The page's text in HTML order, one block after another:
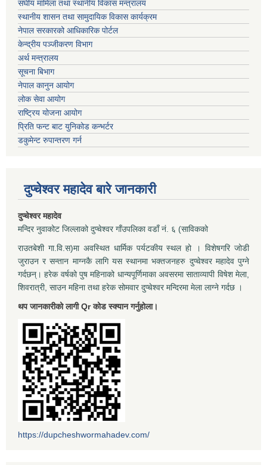
संघीय मामिला तथा स्थानीय विकास मन्त्रालय
स्थानीय शासन तथा सामुदायिक विकास कार्यक्रम
नेपाल सरकारको आधिकारिक पोर्टल
केन्द्रीय पञ्जीकरण विभाग
अर्थ मन्त्रालय
सूचना बिभाग
नेपाल कानुन आयोग
लोक सेवा आयोग
राष्ट्रिय योजना आयोग
प्रिति फन्ट बाट युनिकोड कन्भर्टर
डकुमेन्ट रुपान्तरण गर्न
दुप्चेश्वर महादेव बारे जानकारी
दुप्चेश्वर महादेव
मन्दिर नुवाकोट जिल्लाको दुप्चेश्वर गाँउपलिका वडाँ नं. ६ (साविकको
राउतबेशी गा.वि.स)मा अवस्थित धार्मिक पर्यटकीय स्थल हो । विशेषगरि जोडी
जुराउन र सन्तान माग्नकै लागि यस स्थानमा भक्तजनहरु दुप्चेश्वर महादेव पुग्ने
गर्दछन्। हरेक वर्षको पुष महिनाको धान्यपूर्णिमाका अवसरमा साताव्यापी विषेश मेला,
शिवरात्री, साउन महिना तथा हरेक सोमवार दुप्चेश्वर मन्दिरमा मेला लाग्ने गर्दछ ।
थप जानकारीको लागी Qr कोड स्क्यान गर्नुहोला।
https://dupcheshwormahadev.com/